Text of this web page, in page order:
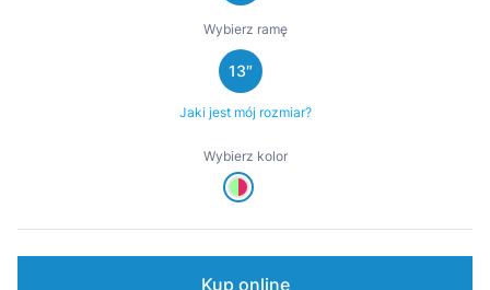
Wybierz ramę
13″
Jaki jest mój rozmiar?
Wybierz kolor
Kup online